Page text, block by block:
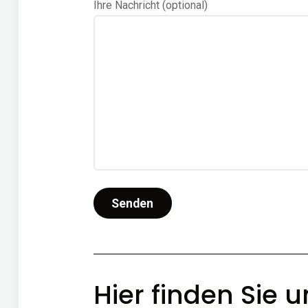
Ihre Nach­richt (optio­nal)
Hier fin­den Sie